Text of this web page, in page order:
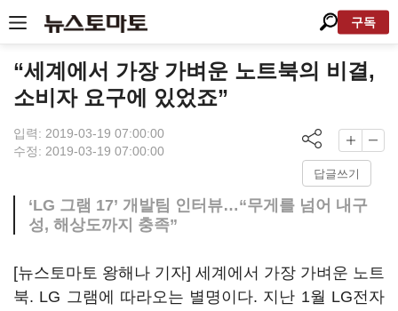
구독
“세계에서 가장 가벼운 노트북의 비결,
소비자 요구에 있었죠”
입력: 2019-03-19 07:00:00
수정: 2019-03-19 07:00:00
답글쓰기
‘LG 그램 17’ 개발팀 인터뷰…“무게를 넘어 내구
성, 해상도까지 충족”
[뉴스토마토 왕해나 기자] 세계에서 가장 가벼운 노트
북. LG 그램에 따라오는 별명이다. 지난 1월 LG전자